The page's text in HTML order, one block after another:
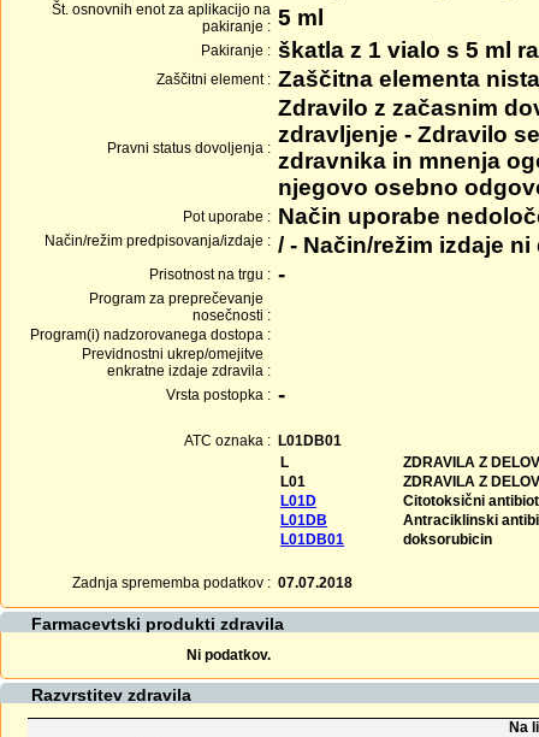
Št. osnovnih enot za aplikacijo na
pakiranje : 5 ml
Pakiranje : škatla z 1 vialo s 5 ml
Zaščitni element : Zaščitna elementa
Pravni status dovoljenja :
Zdravilo z začasnim
zdravljenje - Zdravilo
zdravnika in mnenja
njegovo osebno
Pot uporabe : Način uporabe
Način/režim predpisovanja/izdaje : / - Način/režim izdaje
Prisotnost na trgu : -
Program za preprečevanje
nosečnosti :
Program(i) nadzorovanega dostopa :
Previdnostni ukrep/omejitve
enkratne izdaje zdravila :
Vrsta postopka : -
ATC oznaka : L01DB01
L
ZDRAVILA Z
L01
ZDRAVILA Z
L01D
Citotoksični
L01DB
Antraciklinski
L01DB01
doksorubicin
Zadnja sprememba podatkov : 07.07.2018
Farmacevtski produkti zdravila
Ni podatkov.
Razvrstitev zdravila
Na